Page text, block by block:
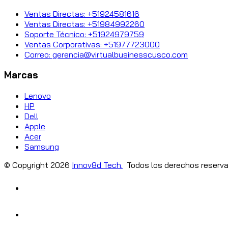
Ventas Directas: +51924581616
Ventas Directas: +51984992260
Soporte Técnico: +51924979759
Ventas Corporativas: +51977723000
Correo: gerencia@virtualbusinesscusco.com
Marcas
Lenovo
HP
Dell
Apple
Acer
Samsung
© Copyright 2026 Innov8d Tech. Todos los derechos